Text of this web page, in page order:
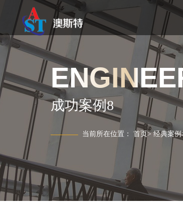
成功案例8
当前所在位置： 首页>经典案例